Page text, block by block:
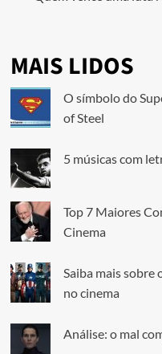
MAIS LIDOS
O símbolo do
of Steel
5 músicas com
Top 7 Maiores
Cinema
Saiba mais sobre
no cinema
Análise: o mal